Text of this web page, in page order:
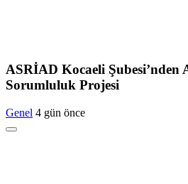
ASRİAD Kocaeli Şubesi’nden
Sorumluluk Projesi
Genel 4 gün önce